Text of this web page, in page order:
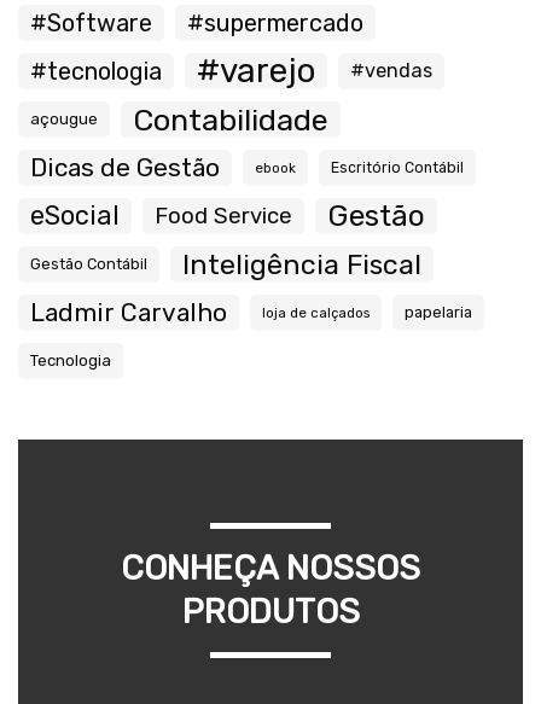
#Software
#supermercado
#tecnologia
#varejo #vendas
açougue Contabilidade
Dicas de Gestão ebook Escritório Contábil
eSocial Food Service Gestão
Gestão Contábil Inteligência Fiscal
Ladmir Carvalho loja de calçados papelaria
Tecnologia
CONHEÇA NOSSOS
PRODUTOS